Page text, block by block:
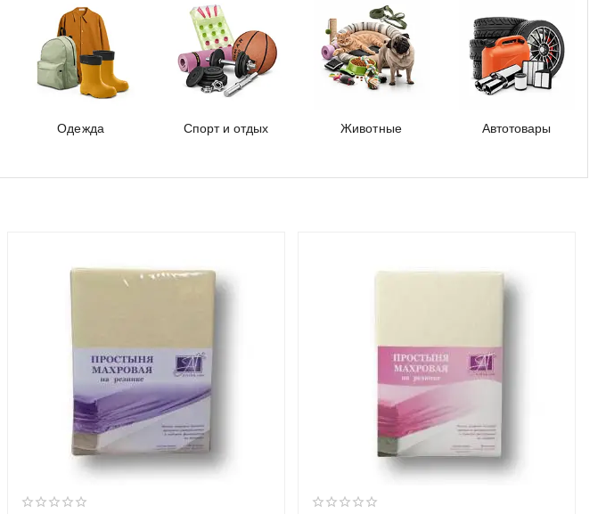
Одежда Спорт и отдых Животные Автотовары